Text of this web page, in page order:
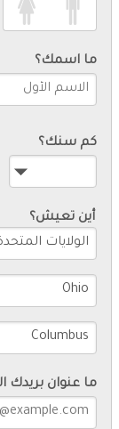
ما اسمك؟
كم سنك؟
أين تعيش؟
ما عنوان بريدك